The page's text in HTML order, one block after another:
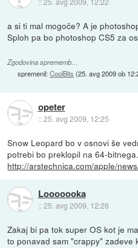
a si ti mal mogoče? A je
Sploh pa bo photoshop CS5 za
Zgodovina sprememb…
spremenil:CoolBits (25. avg 2009 ob
opeter
::25. avg 2009, 12:25
Snow Leopard bo v osnovi še
potrebi bo preklopil na 64-
http://arstechnica.com/apple/
Looooooka
::25. avg 2009, 12:26
Zakaj bi pa tok super OS kot je
to ponavad sam "crappy" zadeve